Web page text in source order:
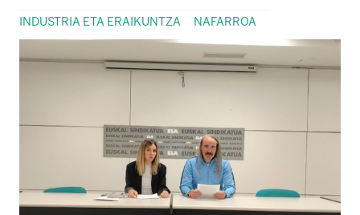
INDUSTRIA ETA ERAIKUNTZA NAFARROA